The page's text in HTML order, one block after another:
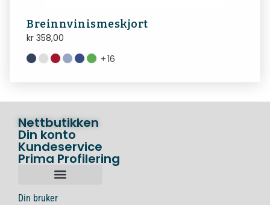
Breinnvinismeskjort
kr 358,00
+16
Nettbutikken
Din konto
Kundeservice
Prima Profilering
Din bruker